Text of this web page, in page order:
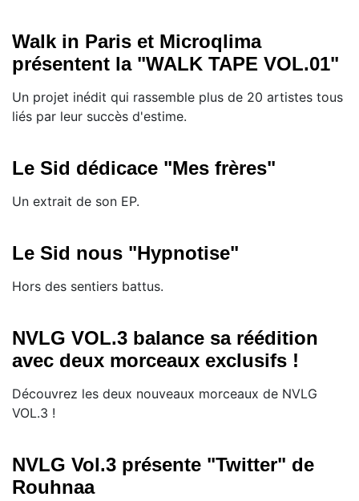
Walk in Paris et Microqlima
présentent la "WALK TAPE VOL.01"
Un projet inédit qui rassemble plus de 20 artistes tous
liés par leur succès d'estime.
Le Sid dédicace "Mes frères"
Un extrait de son EP.
Le Sid nous "Hypnotise"
Hors des sentiers battus.
NVLG VOL.3 balance sa réédition
avec deux morceaux exclusifs !
Découvrez les deux nouveaux morceaux de NVLG
VOL.3 !
NVLG Vol.3 présente "Twitter" de
Rouhnaa